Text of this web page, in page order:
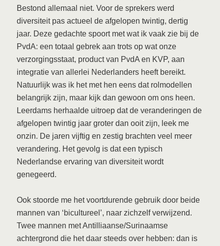
Bestond allemaal niet. Voor de sprekers werd
diversiteit pas actueel de afgelopen twintig, dertig
jaar. Deze gedachte spoort met wat ik vaak zie bij de
PvdA: een totaal gebrek aan trots op wat onze
verzorgingsstaat, product van PvdA en KVP, aan
integratie van allerlei Nederlanders heeft bereikt.
Natuurlijk was ik het met hen eens dat rolmodellen
belangrijk zijn, maar kijk dan gewoon om ons heen.
Leerdams herhaalde uitroep dat de veranderingen de
afgelopen twintig jaar groter dan ooit zijn, leek me
onzin. De jaren vijftig en zestig brachten veel meer
verandering. Het gevolg is dat een typisch
Nederlandse ervaring van diversiteit wordt
genegeerd.
Ook stoorde me het voortdurende gebruik door beide
mannen van ‘bicultureel’, naar zichzelf verwijzend.
Twee mannen met Antilliaanse/Surinaamse
achtergrond die het daar steeds over hebben: dan is